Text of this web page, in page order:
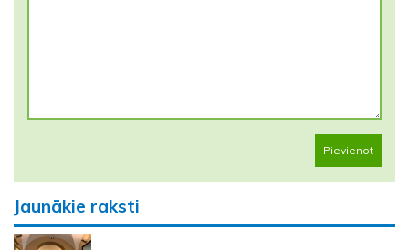
Pievienot
Jaunākie raksti